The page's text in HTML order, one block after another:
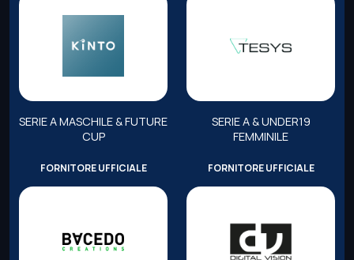
SERIE A MASCHILE & FUTURE
CUP
SERIE A & UNDER19
FEMMINILE
FORNITORE UFFICIALE FORNITORE UFFICIALE